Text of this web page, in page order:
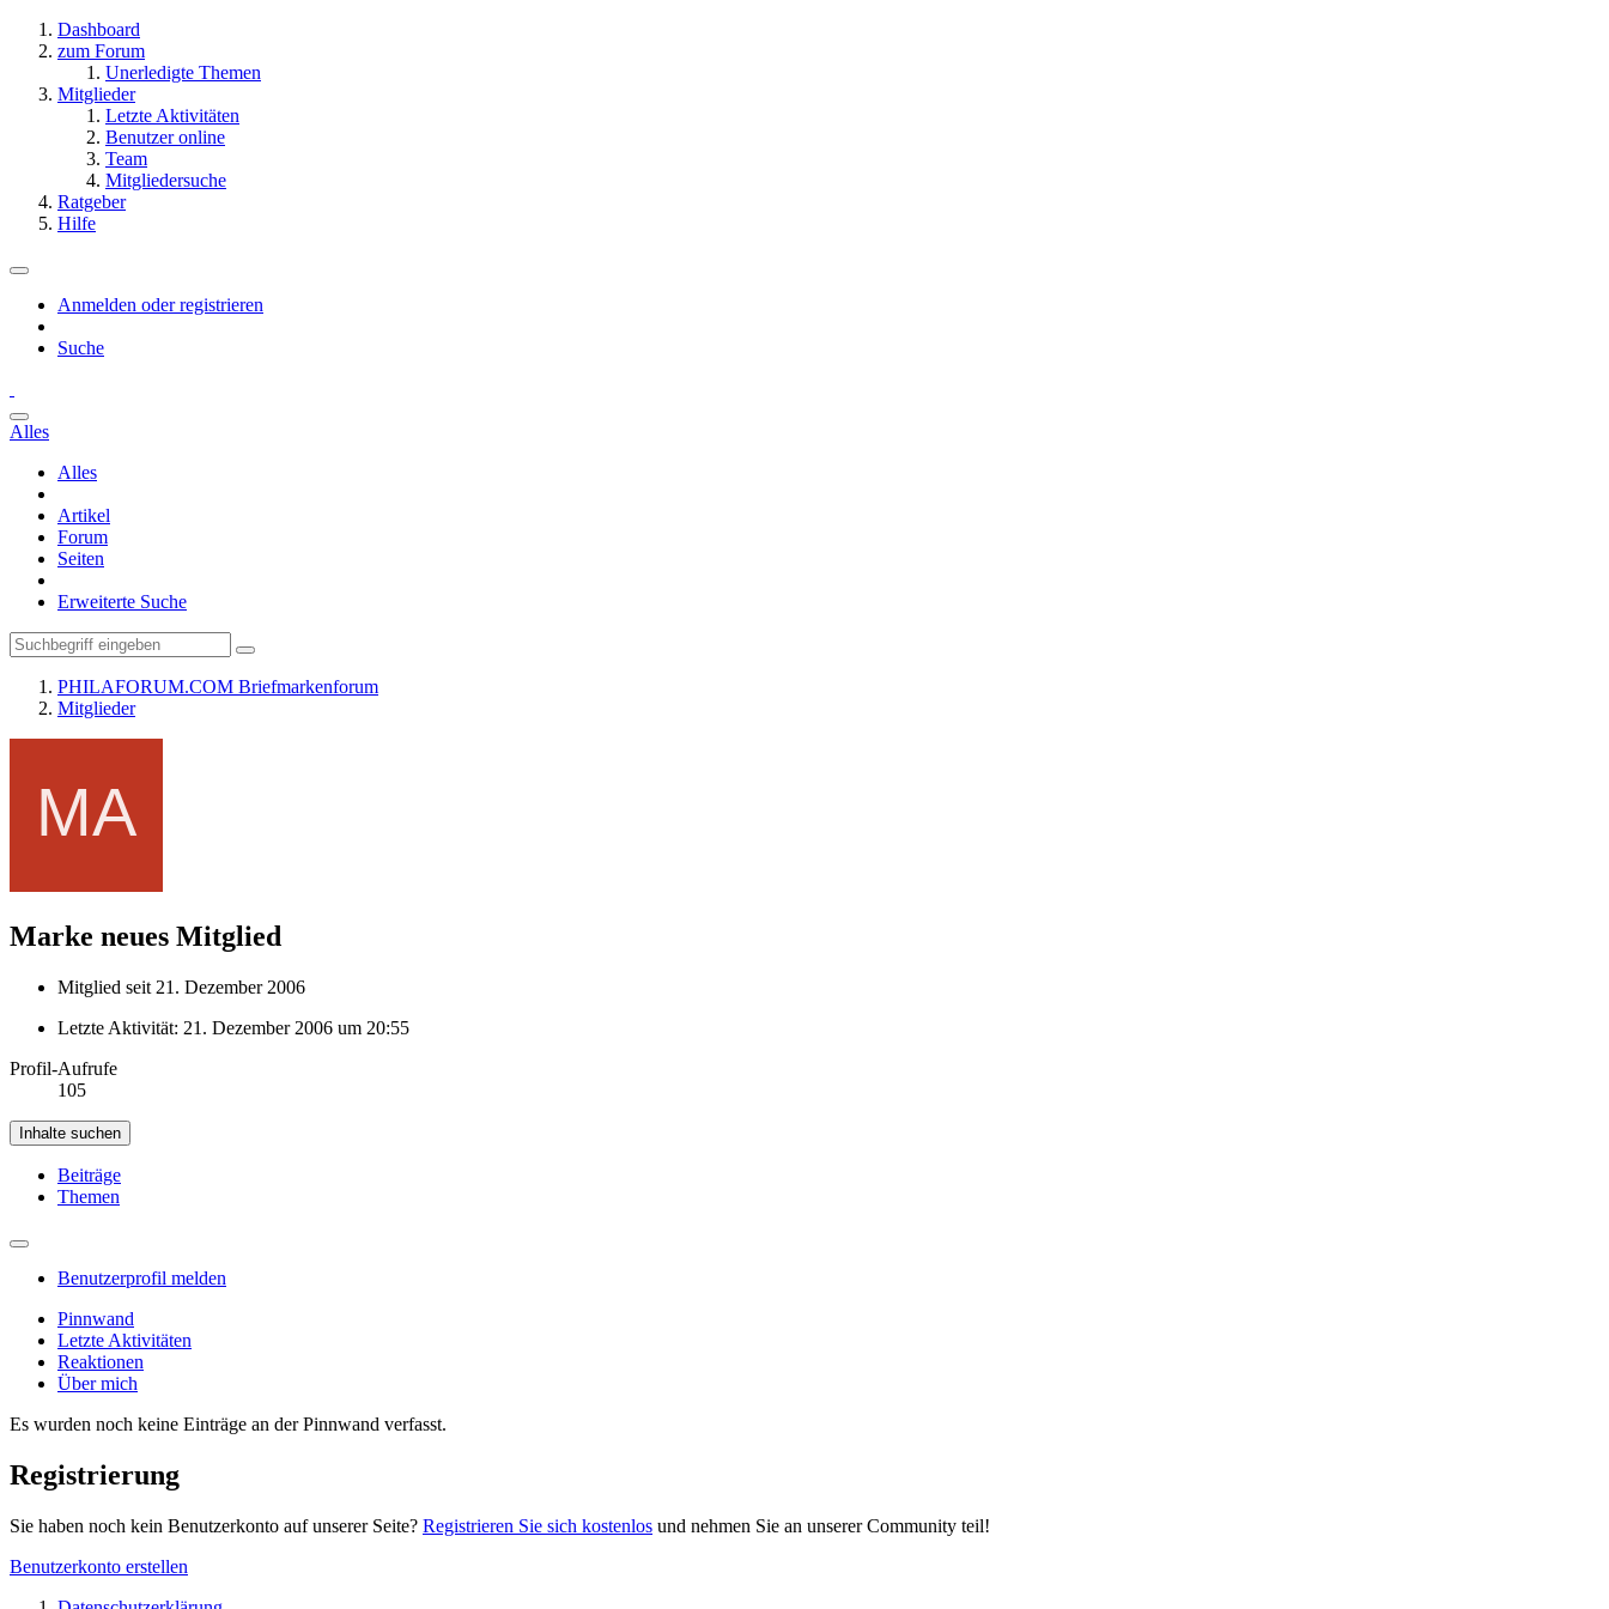
Dashboard
zum Forum
Unerledigte Themen
Mitglieder
Letzte Aktivitäten
Benutzer online
Team
Mitgliedersuche
Ratgeber
Hilfe
Anmelden oder registrieren
Suche
Alles
Alles
Artikel
Forum
Seiten
Erweiterte Suche
PHILAFORUM.COM Briefmarkenforum
Mitglieder
Marke neues Mitglied
Mitglied seit 21. Dezember 2006
Letzte Aktivität: 21. Dezember 2006 um 20:55
Profil-Aufrufe
105
Inhalte suchen
Beiträge
Themen
Benutzerprofil melden
Pinnwand
Letzte Aktivitäten
Reaktionen
Über mich
Es wurden noch keine Einträge an der Pinnwand verfasst.
Registrierung
Sie haben noch kein Benutzerkonto auf unserer Seite? Registrieren Sie sich kostenlos und nehmen Sie an unserer Community teil!
Benutzerkonto erstellen